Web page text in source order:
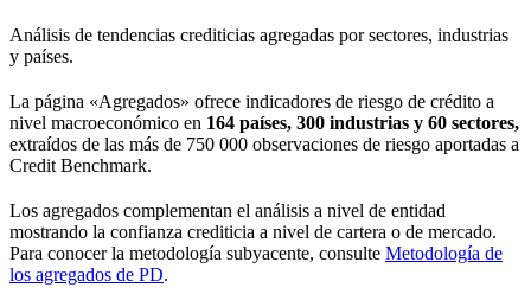
Análisis de tendencias crediticias agregadas por sectores, industrias
y países.
La página «Agregados» ofrece indicadores de riesgo de crédito a
nivel macroeconómico en 164 países, 300 industrias y 60 sectores,
extraídos de las más de 750 000 observaciones de riesgo aportadas a
Credit Benchmark.
Los agregados complementan el análisis a nivel de entidad
mostrando la confianza crediticia a nivel de cartera o de mercado.
Para conocer la metodología subyacente, consulte Metodología de
los agregados de PD.